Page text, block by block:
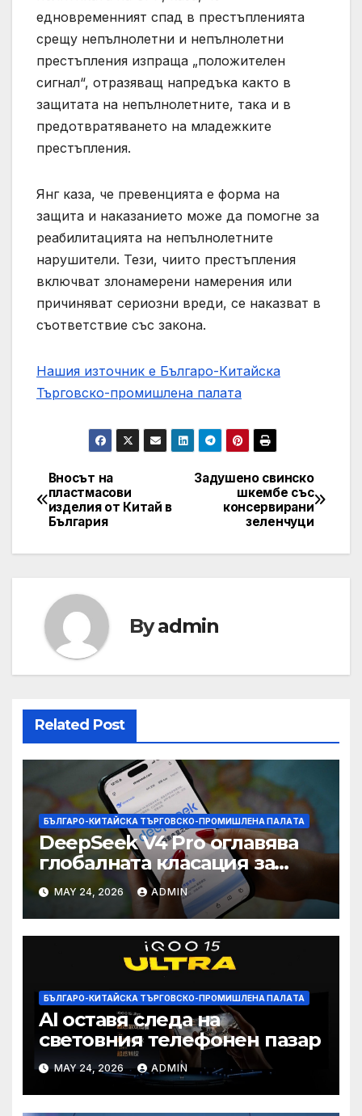
едновременният спад в престъпленията
срещу непълнолетни и непълнолетни
престъпления изпраща „положителен
сигнал“, отразяващ напредъка както в
защитата на непълнолетните, така и в
предотвратяването на младежките
престъпления.
Янг каза, че превенцията е форма на
защита и наказанието може да помогне за
реабилитацията на непълнолетните
нарушители. Тези, чиито престъпления
включват злонамерени намерения или
причиняват сериозни вреди, се наказват в
съответствие със закона.
Нашия източник е Българо-Китайска
Търговско-промишлена палaта
Post
navigation
Задушено свинско
шкембе със
консервирани
зеленчуци
Вносът на
пластмасови
изделия от Китай в
България
Byadmin
Related Post
БЪЛГАРО-КИТАЙСКА ТЪРГОВСКО-ПРОМИШЛЕНА ПАЛAТА
DeepSeek V4 Pro оглавява
глобалната класация за
печалба след 75%
намаление на цената
MAY 24, 2026 ADMIN
БЪЛГАРО-КИТАЙСКА ТЪРГОВСКО-ПРОМИШЛЕНА ПАЛAТА
AI оставя следа на
световния телефонен пазар
MAY 24, 2026 ADMIN